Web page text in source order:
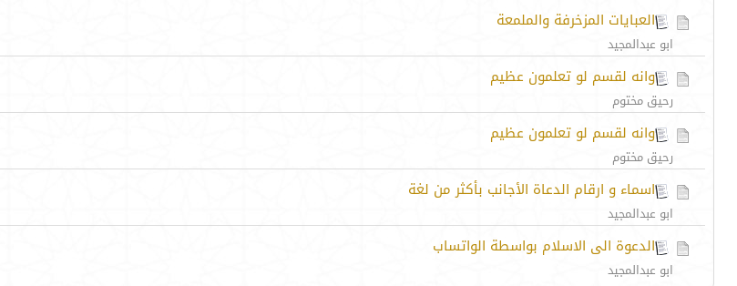
العبايات المزخرفة والملمعة
ابو عبدالمجيد
وانه لقسم لو تعلمون عظيم
رحيق مختوم
وانه لقسم لو تعلمون عظيم
رحيق مختوم
اسماء و ارقام الدعاة الأجانب بأكثر من لغة
ابو عبدالمجيد
الدعوة الى الاسلام بواسطة الواتساب
ابو عبدالمجيد